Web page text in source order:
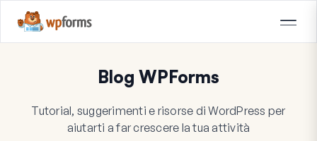
Blog WPForms
Tutorial, suggerimenti e risorse di WordPress per
aiutarti a far crescere la tua attività